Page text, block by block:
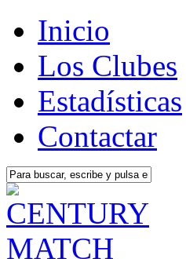
Inicio
Los Clubes
Estadísticas
Contactar